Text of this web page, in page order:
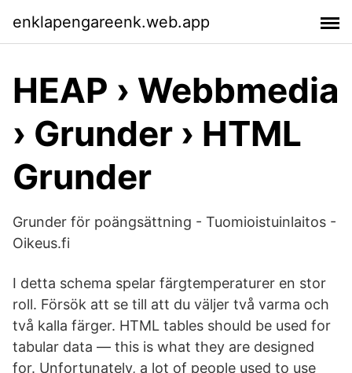
enklapengareenk.web.app
HEAP › Webbmedia
› Grunder › HTML
Grunder
Grunder för poängsättning - Tuomioistuinlaitos -
Oikeus.fi
I detta schema spelar färgtemperaturer en stor
roll. Försök att se till att du väljer två varma och
två kalla färger. HTML tables should be used for
tabular data — this is what they are designed
for. Unfortunately, a lot of people used to use